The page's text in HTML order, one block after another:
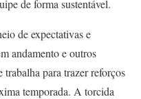
de forma sustentável.
de expectativas e
andamento e outros
trabalha para trazer reforços
temporada. A torcida